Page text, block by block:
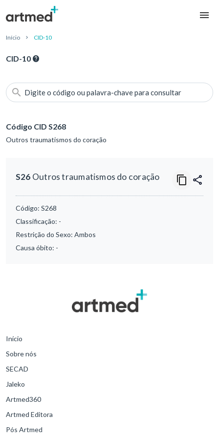
Início CID-10
CID-10
Digite o código ou palavra-chave para consultar
Código CID S268
Outros traumatismos do coração
S26 Outros traumatismos do coração
Código: S268
Classificação: -
Restrição do Sexo: Ambos
Causa óbito: -
Início
Sobre nós
SECAD
Jaleko
Artmed360
Artmed Editora
Pós Artmed